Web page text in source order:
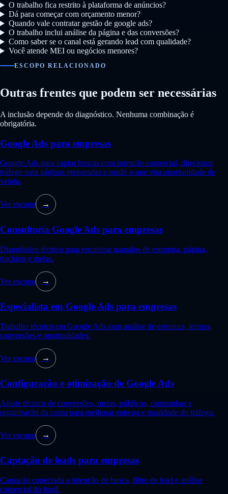
O trabalho fica restrito à plataforma de anúncios?
Dá para começar com orçamento menor?
Quando vale contratar gestão de google ads?
O trabalho inclui análise da página e das conversões?
Como saber se o canal está gerando lead com qualidade?
Você atende MEI ou negócios menores?
ESCOPO RELACIONADO
Outras frentes que podem ser necessárias
A inclusão depende do diagnóstico. Nenhuma combinação é
obrigatória.
Google Ads para empresas
Google Ads para captar buscas com intenção comercial, direcionar
tráfego para páginas preparadas e medir o que vira oportunidade de
venda.
Ver escopo →
Consultoria Google Ads para empresas
Diagnóstico técnico para encontrar gargalos de estrutura, página,
tracking e metas.
Ver escopo →
Especialista em Google Ads para empresas
Trabalho técnico em Google Ads com análise de estrutura, termos,
conversões e oportunidades.
Ver escopo →
Configuração e otimização de Google Ads
Ajuste técnico de conversões, metas, públicos, campanhas e
organização da conta para melhorar entrega e qualidade do tráfego.
Ver escopo →
Captação de leads para empresas
Captação conectada a intenção de busca, filtro de lead e análise
comercial do funil.